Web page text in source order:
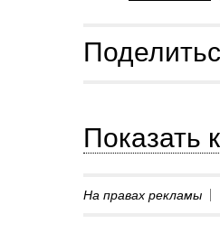
Показать
На правах рекламы